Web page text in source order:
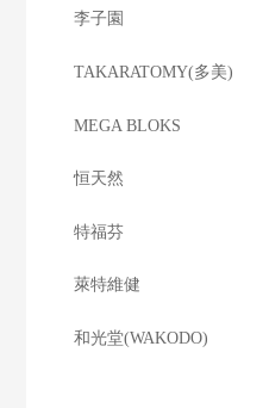
李子園
TAKARATOMY(多美)
MEGA BLOKS
恒天然
特福芬
萊特維健
和光堂(WAKODO)